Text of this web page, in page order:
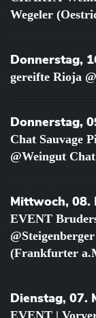
Wegeler
Donnerstag,
gereifte Rioja
Donnerstag,
Chat Sauvage
@Weingut
Mittwoch, 08.
EVENT
(Frankfurter
Dienstag, 07.